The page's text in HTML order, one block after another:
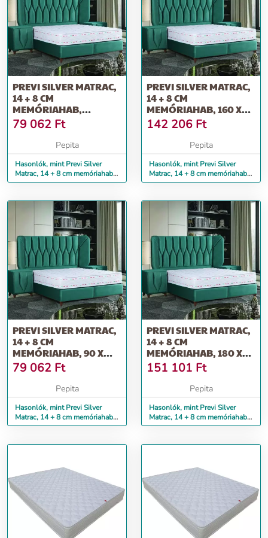
PREVI SILVER MATRAC,
14 + 8 CM
MEMÓRIAHAB,
EZÜSTIONOKKAL
ÁTSZŐTT...
79 062 Ft
Pepita
Hasonlók, mint Previ Silver
Matrac, 14 + 8 cm memóriahab,
Ezüstionokkal átszőtt...
PREVI SILVER MATRAC,
14 + 8 CM
MEMÓRIAHAB, 160 X
200 CM
142 206 Ft
Pepita
Hasonlók, mint Previ Silver
Matrac, 14 + 8 cm memóriahab,
160 x 200 cm
PREVI SILVER MATRAC,
14 + 8 CM
MEMÓRIAHAB, 90 X
200 CM
79 062 Ft
Pepita
Hasonlók, mint Previ Silver
Matrac, 14 + 8 cm memóriahab,
90 x 200 cm
PREVI SILVER MATRAC,
14 + 8 CM
MEMÓRIAHAB, 180 X
200 CM
151 101 Ft
Pepita
Hasonlók, mint Previ Silver
Matrac, 14 + 8 cm memóriahab,
180 x 200 cm